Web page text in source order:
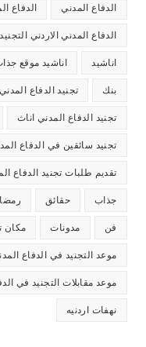
الدفاع المدني الدفاع
الدفاع المدني الاردني التجنيد
اناشيد اناشيد موقع
بنك تجنيد الدفاع المدني
تجنيد الدفاع المدني اناث
تجنيد سائقين في الدفاع
تقديم طلبات تجنيد الدفاع
جذاب حقائق
فن مدونات مكان
موعد التجنيد في الدفاع
موعد مقابلات التجنيد في
نهفات اردنيه